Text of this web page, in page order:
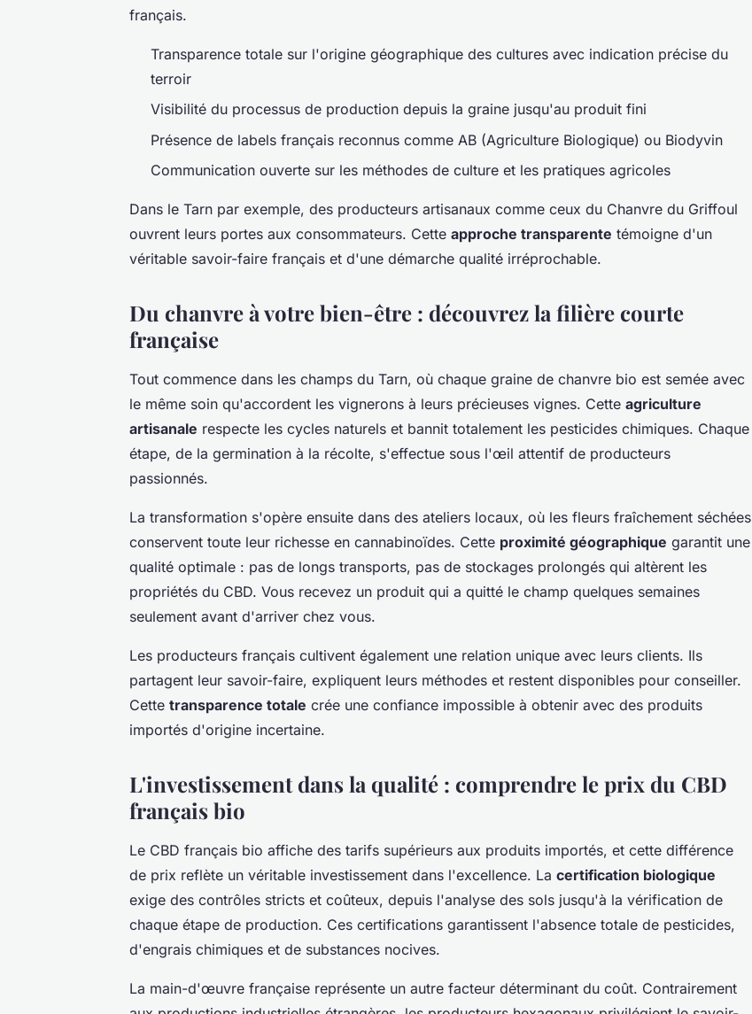
français.
Transparence totale sur l'origine géographique des cultures avec indication précise du
terroir
Visibilité du processus de production depuis la graine jusqu'au produit fini
Présence de labels français reconnus comme AB (Agriculture Biologique) ou Biodyvin
Communication ouverte sur les méthodes de culture et les pratiques agricoles
Dans le Tarn par exemple, des producteurs artisanaux comme ceux du Chanvre du Griffoul
ouvrent leurs portes aux consommateurs. Cette approche transparente témoigne d'un
véritable savoir-faire français et d'une démarche qualité irréprochable.
Du chanvre à votre bien-être : découvrez la filière courte
française
Tout commence dans les champs du Tarn, où chaque graine de chanvre bio est semée avec
le même soin qu'accordent les vignerons à leurs précieuses vignes. Cette agriculture
artisanale respecte les cycles naturels et bannit totalement les pesticides chimiques. Chaque
étape, de la germination à la récolte, s'effectue sous l'œil attentif de producteurs
passionnés.
La transformation s'opère ensuite dans des ateliers locaux, où les fleurs fraîchement séchées
conservent toute leur richesse en cannabinoïdes. Cette proximité géographique garantit une
qualité optimale : pas de longs transports, pas de stockages prolongés qui altèrent les
propriétés du CBD. Vous recevez un produit qui a quitté le champ quelques semaines
seulement avant d'arriver chez vous.
Les producteurs français cultivent également une relation unique avec leurs clients. Ils
partagent leur savoir-faire, expliquent leurs méthodes et restent disponibles pour conseiller.
Cette transparence totale crée une confiance impossible à obtenir avec des produits
importés d'origine incertaine.
L'investissement dans la qualité : comprendre le prix du CBD
français bio
Le CBD français bio affiche des tarifs supérieurs aux produits importés, et cette différence
de prix reflète un véritable investissement dans l'excellence. La certification biologique
exige des contrôles stricts et coûteux, depuis l'analyse des sols jusqu'à la vérification de
chaque étape de production. Ces certifications garantissent l'absence totale de pesticides,
d'engrais chimiques et de substances nocives.
La main-d'œuvre française représente un autre facteur déterminant du coût. Contrairement